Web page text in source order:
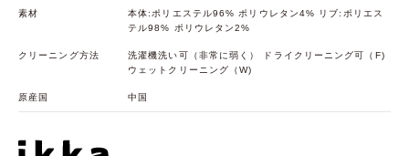
素材
本体:ポリエステル96% ポリウレタン4% リブ:ポリエス
テル98% ポリウレタン2%
クリーニング方法
洗濯機洗い可（非常に弱く） ドライクリーニング可（F)
ウェットクリーニング（W)
原産国 中国